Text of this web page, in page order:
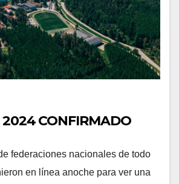
CONFIRMADO
federaciones nacionales de todo
en línea anoche para ver una